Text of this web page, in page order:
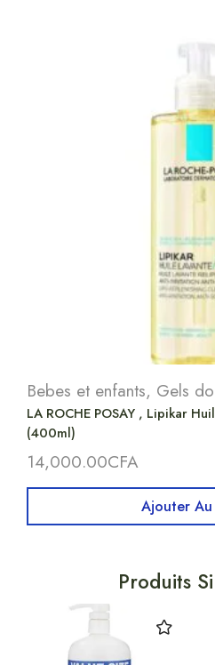
Bebes et enfants, Gels
LA ROCHE POSAY , Lipikar
(400ml)
14,000.00CFA
Ajouter Au
Produits